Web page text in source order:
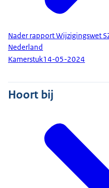
Nader rapport Wijzigingswet
Nederland
Kamerstuk14-05-2024
Hoort bij